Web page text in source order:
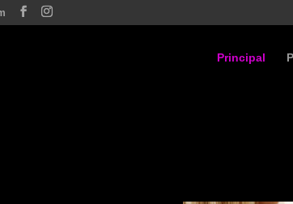
Principal